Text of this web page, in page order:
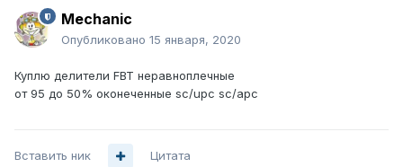
Mechanic
Опубликовано 15 января, 2020
Куплю делители FBT неравноплечные
от 95 до 50% оконеченные sc/upc sc/apc
Вставить ник Цитата